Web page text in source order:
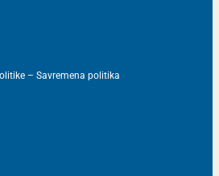
– Savremena politika